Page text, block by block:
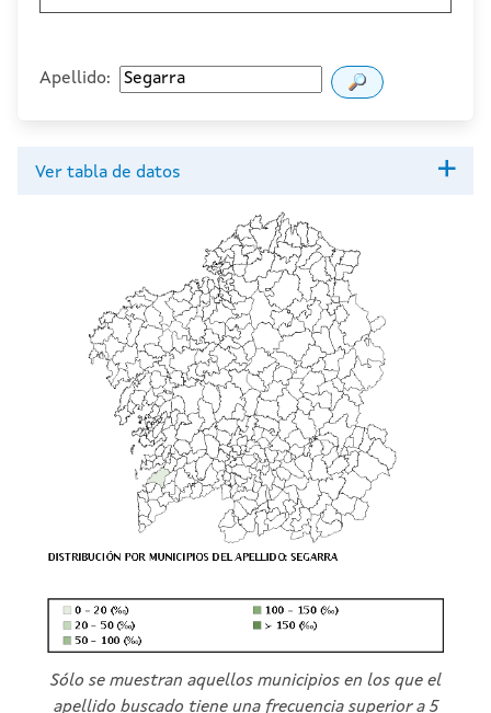
Apellido:
Ver tabla de datos
Sólo se muestran aquellos municipios en los que el
apellido buscado tiene una frecuencia superior a 5